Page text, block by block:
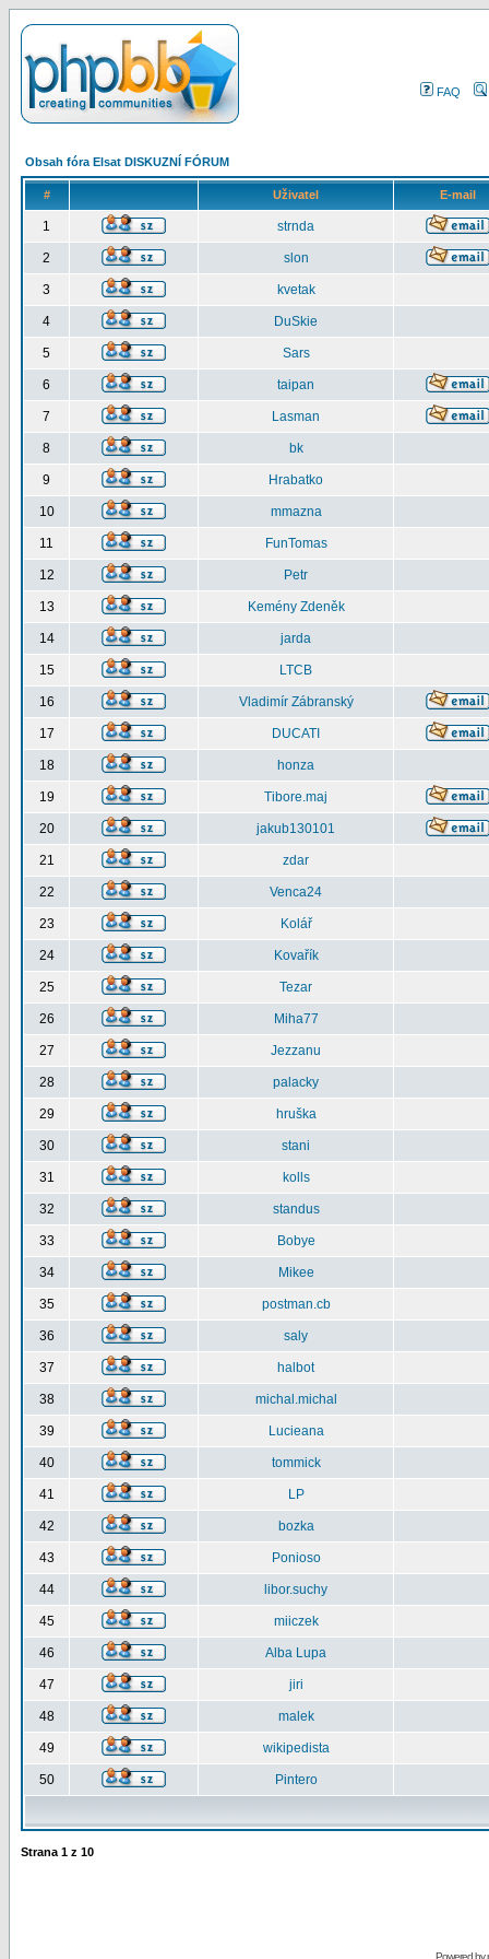
FAQ
Obsah fóra Elsat DISKUZNÍ FÓRUM
# Uživatel E-mail
1 strnda
2 slon
3 kvetak
4 DuSkie
5 Sars
6 taipan
7 Lasman
8 bk
9 Hrabatko
10 mmazna
11 FunTomas
12 Petr
13 Kemény Zdeněk
14 jarda
15 LTCB
16 Vladimír Zábranský
17 DUCATI
18 honza
19 Tibore.maj
20 jakub130101
21 zdar
22 Venca24
23 Kolář
24 Kovařík
25 Tezar
26 Miha77
27 Jezzanu
28 palacky
29 hruška
30 stani
31 kolls
32 standus
33 Bobye
34 Mikee
35 postman.cb
36 saly
37 halbot
38 michal.michal
39 Lucieana
40 tommick
41 LP
42 bozka
43 Ponioso
44 libor.suchy
45 miiczek
46 Alba Lupa
47 jiri
48 malek
49 wikipedista
50 Pintero
Strana 1 z 10
Powered by